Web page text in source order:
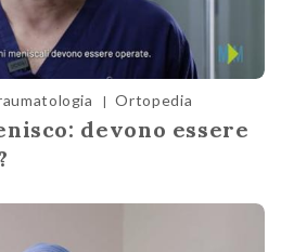
| Ortopedia
devono essere